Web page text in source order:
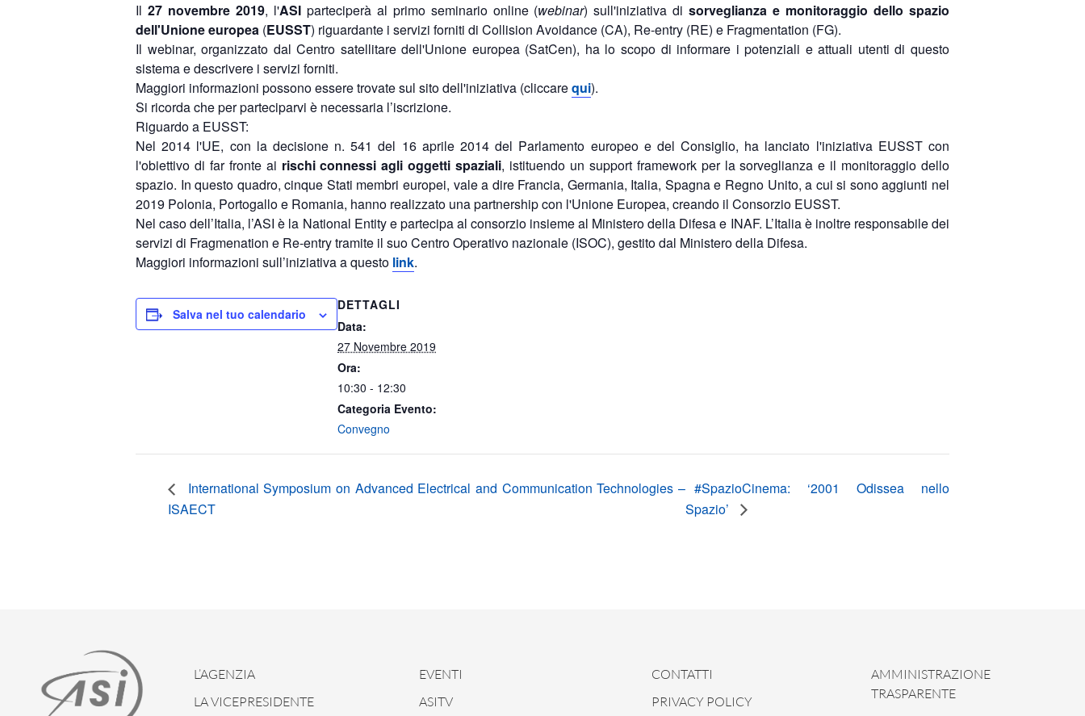
Il 27 novembre 2019, l'ASIparteciperà al primo seminario online (webinar) sull'iniziativa disorveglianza e monitoraggio dello spazio
dell'Unione europea (EUSST) riguardante i servizi forniti di Collision Avoidance (CA), Re-entry (RE) e Fragmentation (FG).
Il webinar, organizzato dal Centro satellitare dell'Unione europea (SatCen), ha lo scopo di informare i potenziali e attuali utenti di questo
sistema e descrivere i servizi forniti.
Maggiori informazioni possono essere trovate sul sito dell'iniziativa (cliccarequi).
Si ricorda che per parteciparvi è necessaria l’iscrizione.
Riguardo a EUSST:
Nel 2014 l'UE, con la decisione n. 541 del 16 aprile 2014 del Parlamento europeo e del Consiglio, ha lanciato l'iniziativa EUSST con
l'obiettivo di far fronte ai rischi connessi agli oggetti spaziali, istituendo un support framework per la sorveglianza e il monitoraggio dello
spazio. In questo quadro, cinque Stati membri europei, vale a dire Francia, Germania, Italia, Spagna e Regno Unito, a cui si sono aggiunti nel
2019 Polonia, Portogallo e Romania, hanno realizzato una partnership con l'Unione Europea, creando il Consorzio EUSST. ​
Nel caso dell’Italia, l’ASI è la National Entity e partecipa al consorzio insieme al Ministero della Difesa e INAF. L’Italia è inoltre responsabile dei
servizi di Fragmenation e Re-entry tramite il suo Centro Operativo nazionale (ISOC), gestito dal Ministero della Difesa.
Maggiori informazioni sull’iniziativa a questo link. ​​
Salva nel tuo calendario
DETTAGLI
Data:
27 Novembre 2019
Ora:
10:30 - 12:30
Categoria Evento:
Convegno
International Symposium on Advanced Electrical and Communication Technologies –
ISAECT
#SpazioCinema: ‘2001 Odissea nello
Spazio’
L’AGENZIA
LA VICEPRESIDENTE
EVENTI
ASITV
CONTATTI
PRIVACY POLICY
AMMINISTRAZIONE
TRASPARENTE